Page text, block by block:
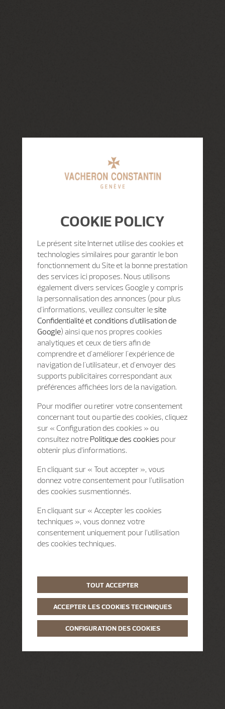
COOKIE POLICY
Le présent site Internet utilise des cookies et
technologies similaires pour garantir le bon
fonctionnement du Site et la bonne prestation
des services ici proposes. Nous utilisons
également divers services Google y compris
la personnalisation des annonces (pour plus
d'informations, veuillez consulter le site
Confidentialité et conditions d'utilisation de
Google) ainsi que nos propres cookies
analytiques et ceux de tiers afin de
comprendre et d'améliorer l'expérience de
navigation de l'utilisateur, et d'envoyer des
supports publicitaires correspondant aux
préférences affichées lors de la navigation.
Pour modifier ou retirer votre consentement
concernant tout ou partie des cookies, cliquez
sur « Configuration des cookies » ou
consultez notre Politique des cookies pour
obtenir plus d’informations.
En cliquant sur « Tout accepter », vous
donnez votre consentement pour l’utilisation
des cookies susmentionnés.
En cliquant sur « Accepter les cookies
techniques », vous donnez votre
consentement uniquement pour l’utilisation
des cookies techniques.
TOUT ACCEPTER
ACCEPTER LES COOKIES TECHNIQUES
CONFIGURATION DES COOKIES